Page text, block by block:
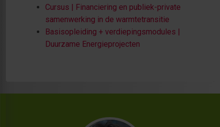
Cursus | Financiering en publiek-private
samenwerking in de warmtetransitie
Basisopleiding + verdiepingsmodules |
Duurzame Energieprojecten